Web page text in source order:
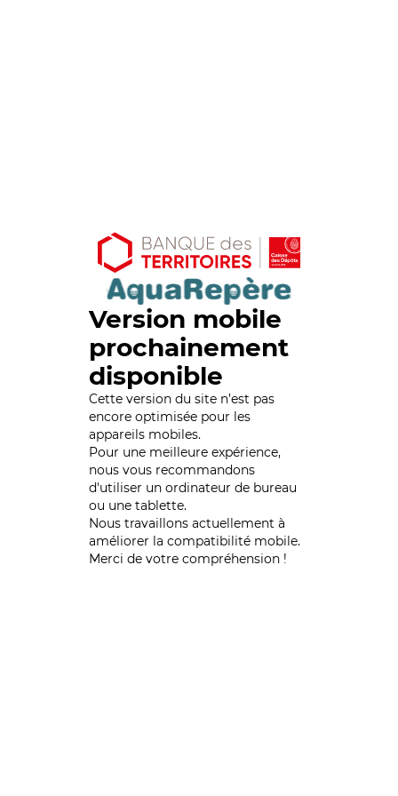
Version mobile
prochainement
disponible
Cette version du site n’est pas
encore optimisée pour les
appareils mobiles.
Pour une meilleure expérience,
nous vous recommandons
d'utiliser un ordinateur de bureau
ou une tablette.
Nous travaillons actuellement à
améliorer la compatibilité mobile.
Merci de votre compréhension !